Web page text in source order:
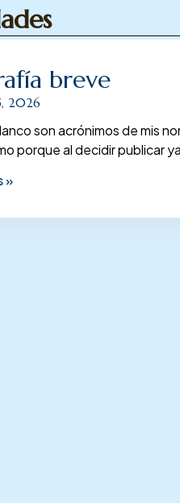
breve
2026
son acrónimos de mis
porque al decidir publicar
»